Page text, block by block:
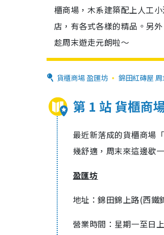
櫃商場，木系建築配上人工
店，有各式各樣的精品。另
趁周末遊走元朗啦～
貨櫃商場 盈匯坊 錦田紅磚屋
第 1 站 貨櫃商
最近新落成的貨櫃商場
幾舒適，周末來這邊歇
盈匯坊
地址：錦田錦上路(西鐵
營業時間：星期一至日